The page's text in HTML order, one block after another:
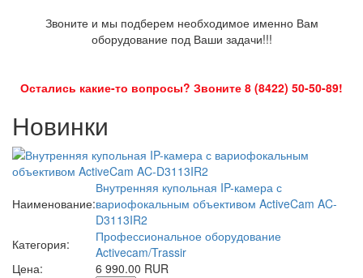
Звоните и мы подберем необходимое именно Вам
оборудование под Ваши задачи!!!
Остались какие-то вопросы? Звоните 8 (8422) 50-50-89!
Новинки
Наименование:
Внутренняя купольная IP-камера с
вариофокальным объективом ActiveCam AC-
D3113IR2
Категория:
Профессиональное оборудование
Activecam/Trassir
Цена:
6 990.00 RUR